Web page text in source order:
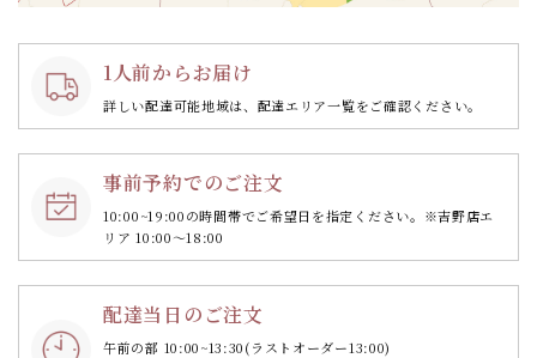
1人前からお届け
詳しい配達可能地域は、配達エリア一覧をご確認ください。
事前予約でのご注文
10:00~19:00の時間帯でご希望日を指定ください。 ※吉野店エ
リア 10:00～18:00
配達当日のご注文
午前の部 10:00~13:30(ラストオーダー13:00)